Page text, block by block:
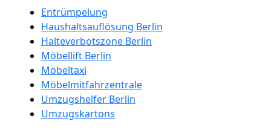
Entrümpelung
Haushaltsauflösung Berlin
Halteverbotszone Berlin
Möbellift Berlin
Möbeltaxi
Möbelmitfahrzentrale
Umzugshelfer Berlin
Umzugskartons